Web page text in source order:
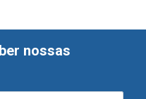
nossas